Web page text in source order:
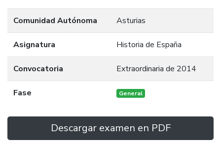
Comunidad Autónoma Asturias
Asignatura Historia de España
Convocatoria Extraordinaria de 2014
Fase General
Descargar examen en PDF